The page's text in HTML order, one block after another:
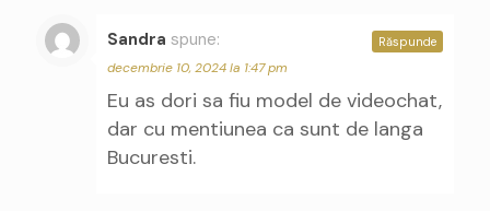
Sandra spune:
decembrie 10, 2024 la 1:47 pm
Eu as dori sa fiu model de videochat,
dar cu mentiunea ca sunt de langa
Bucuresti.
Răspunde